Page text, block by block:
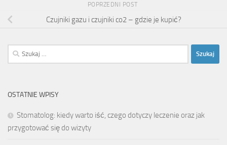
POPRZEDNI POST
Czujniki gazu i czujniki co2 – gdzie je kupić?
Szukaj:
OSTATNIE WPISY
Stomatolog: kiedy warto iść, czego dotyczy leczenie oraz jak
przygotować się do wizyty